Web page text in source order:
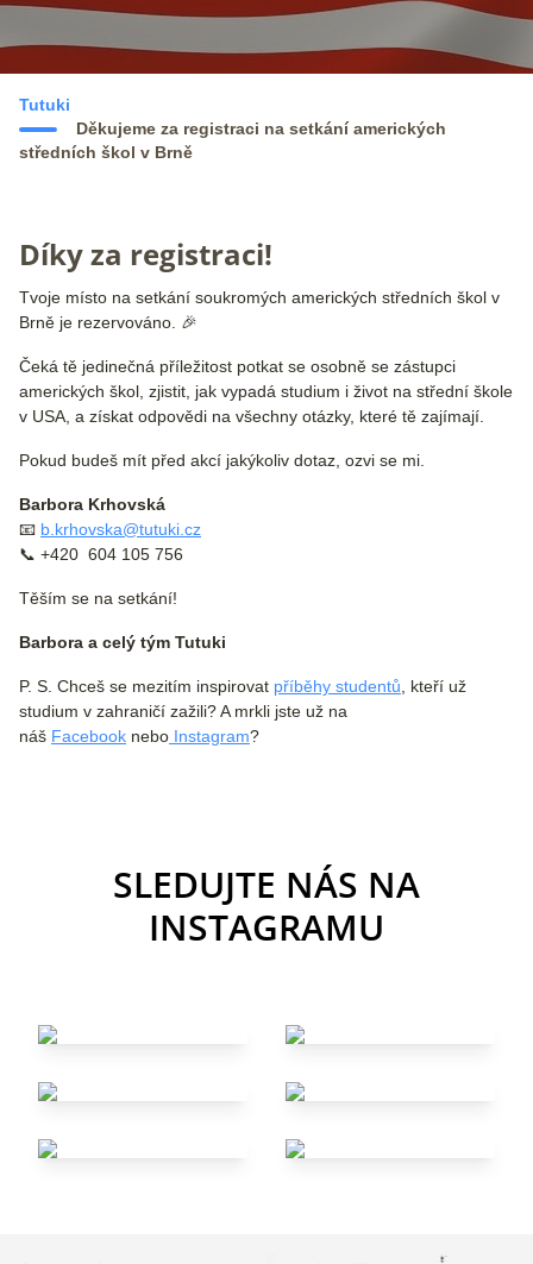
Tutuki
Děkujeme za registraci na setkání amerických
středních škol v Brně
Díky za registraci!
Tvoje místo na setkání soukromých amerických středních škol v
Brně je rezervováno. 🎉
Čeká tě jedinečná příležitost potkat se osobně se zástupci
amerických škol, zjistit, jak vypadá studium i život na střední škole
v USA, a získat odpovědi na všechny otázky, které tě zajímají.
Pokud budeš mít před akcí jakýkoliv dotaz, ozvi se mi.
Barbora Krhovská
📧 b.krhovska@tutuki.cz
📞 +420 604 105 756
Těším se na setkání!
Barbora a celý tým Tutuki
P. S. Chceš se mezitím inspirovat příběhy studentů , kteří už
studium v zahraničí zažili? A mrkli jste už na
náš Facebook nebo Instagram?
SLEDUJTE NÁS NA
INSTAGRAMU